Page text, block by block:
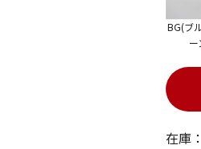
在庫：
BG(ブ
ー